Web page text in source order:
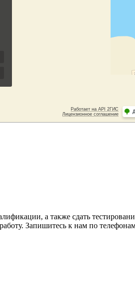
а также сдать
Запишитесь к нам по